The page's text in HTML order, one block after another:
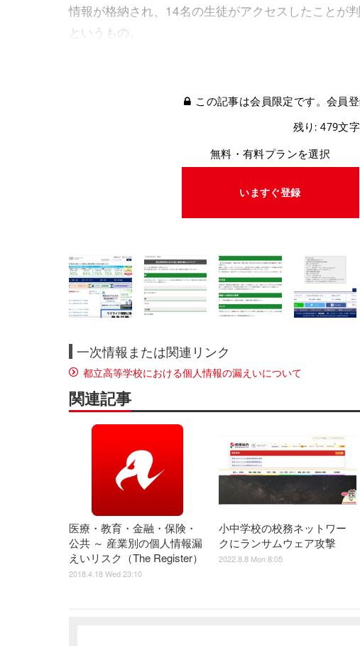
情報が格納され、14名の生徒がアクセスしたことが
というもの。
この記事は会員限定です。会員
残り: 479文
無料・有料プランを選択
いますぐ登録
一次情報または関連リンク
都立高等学校における個人情報の漏えいについて
関連記事
医療・教育・金融・保険・
公共 ～ 産業別の個人情報漏
えいリスク（The Register）
2018.4.18 Wed 23:10
小中学校の校務ネットワー
クにランサムウェア攻撃
2022.8.8 Mon 8:05